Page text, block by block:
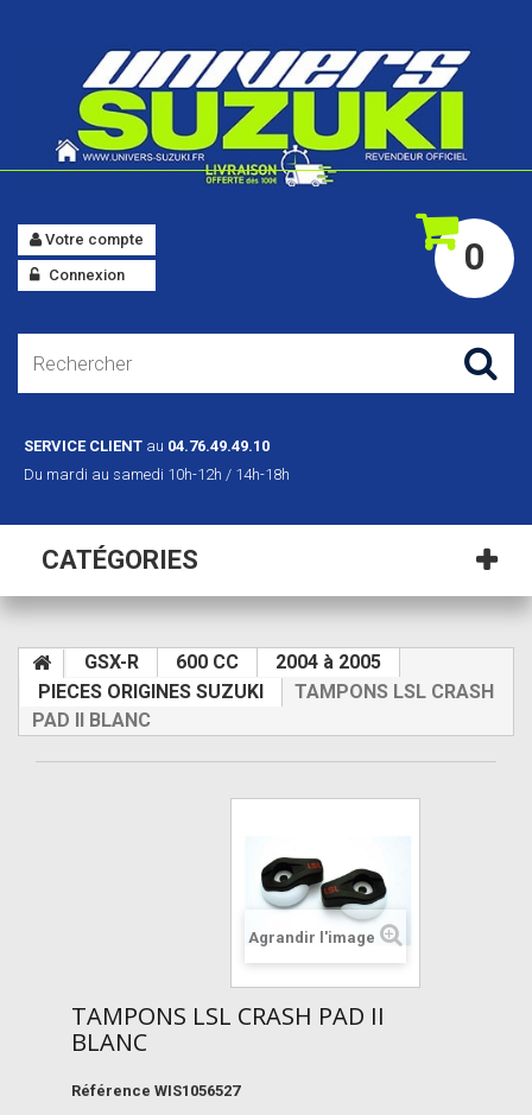
0
Votre compte
Connexion
SERVICE CLIENT au 04.76.49.49.10
Du mardi au samedi 10h-12h / 14h-18h
CATÉGORIES
GSX-R 600 CC
2004 à 2005
PIECES ORIGINES SUZUKI
TAMPONS LSL CRASH
PAD II BLANC
Agrandir l'image
TAMPONS LSL CRASH PAD II
BLANC
Référence WIS1056527